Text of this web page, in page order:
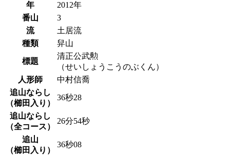
年
2012年
番山
3
流
土居流
種類
舁山
標題
清正公武勲
（せいしょうこうのぶくん）
人形師
中村信喬
追山ならし
（櫛田入り）
36秒28
追山ならし
（全コース）
26分54秒
追山
（櫛田入り）
36秒08